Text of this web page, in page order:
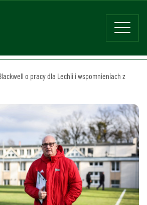
o pracy dla Lechii i wspomnieniach z